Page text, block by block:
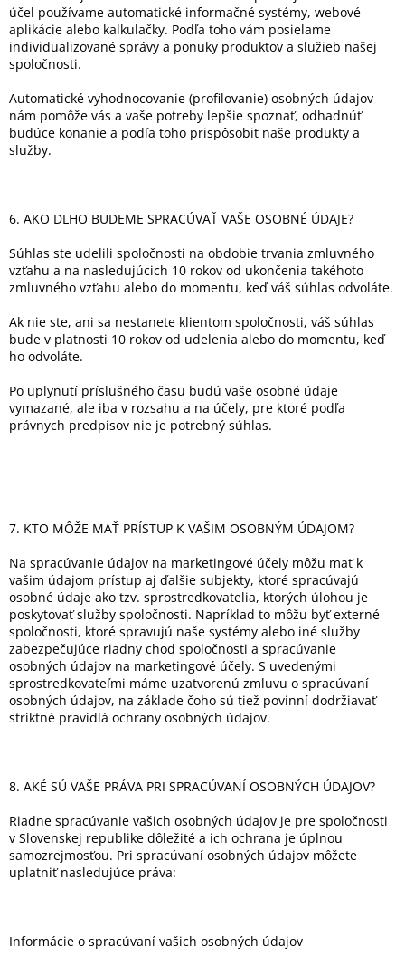
účel používame automatické informačné systémy, webové
aplikácie alebo kalkulačky. Podľa toho vám posielame
individualizované správy a ponuky produktov a služieb našej
spoločnosti.
Automatické vyhodnocovanie (profilovanie) osobných údajov
nám pomôže vás a vaše potreby lepšie spoznať, odhadnúť
budúce konanie a podľa toho prispôsobiť naše produkty a
služby.
6. AKO DLHO BUDEME SPRACÚVAŤ VAŠE OSOBNÉ ÚDAJE?
Súhlas ste udelili spoločnosti na obdobie trvania zmluvného
vzťahu a na nasledujúcich 10 rokov od ukončenia takéhoto
zmluvného vzťahu alebo do momentu, keď váš súhlas odvoláte.
Ak nie ste, ani sa nestanete klientom spoločnosti, váš súhlas
bude v platnosti 10 rokov od udelenia alebo do momentu, keď
ho odvoláte.
Po uplynutí príslušného času budú vaše osobné údaje
vymazané, ale iba v rozsahu a na účely, pre ktoré podľa
právnych predpisov nie je potrebný súhlas.
7. KTO MÔŽE MAŤ PRÍSTUP K VAŠIM OSOBNÝM ÚDAJOM?
Na spracúvanie údajov na marketingové účely môžu mať k
vašim údajom prístup aj ďalšie subjekty, ktoré spracúvajú
osobné údaje ako tzv. sprostredkovatelia, ktorých úlohou je
poskytovať služby spoločnosti. Napríklad to môžu byť externé
spoločnosti, ktoré spravujú naše systémy alebo iné služby
zabezpečujúce riadny chod spoločnosti a spracúvanie
osobných údajov na marketingové účely. S uvedenými
sprostredkovateľmi máme uzatvorenú zmluvu o spracúvaní
osobných údajov, na základe čoho sú tiež povinní dodržiavať
striktné pravidlá ochrany osobných údajov.
8. AKÉ SÚ VAŠE PRÁVA PRI SPRACÚVANÍ OSOBNÝCH ÚDAJOV?
Riadne spracúvanie vašich osobných údajov je pre spoločnosti
v Slovenskej republike dôležité a ich ochrana je úplnou
samozrejmosťou. Pri spracúvaní osobných údajov môžete
uplatniť nasledujúce práva:
Informácie o spracúvaní vašich osobných údajov